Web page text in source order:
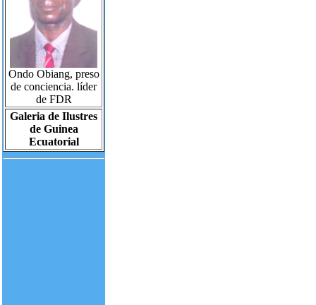
Ondo Obiang, preso
de conciencia. líder
de FDR
Galeria de Ilustres
de Guinea
Ecuatorial